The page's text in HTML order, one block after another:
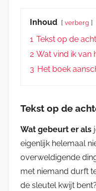
Inhoud verberg
1 Tekst op de
2 Wat vind ik van
3 Het boek
Tekst op de
Wat gebeurt er als
eigenlijk helemaal
overweldigende
met niemand durft
de sleutel kwijt